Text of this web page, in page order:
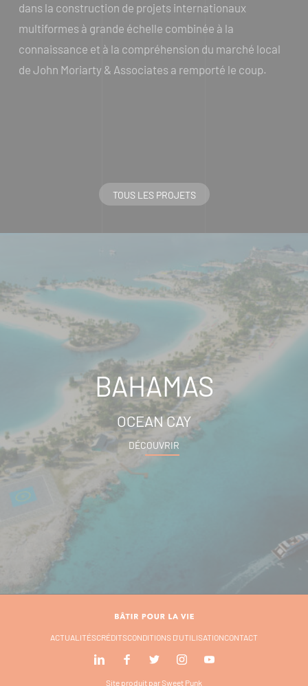
dans la construction de projets internationaux
multiformes à grande échelle combinée à la
connaissance et à la compréhension du marché local
de John Moriarty & Associates a remporté le coup.
TOUS LES PROJETS
BAHAMAS
OCEAN CAY
DÉCOUVRIR
ACTUALITÉSCRÉDITSCONDITIONS D'UTILISATIONCONTACT
Site produit parSweet Punk